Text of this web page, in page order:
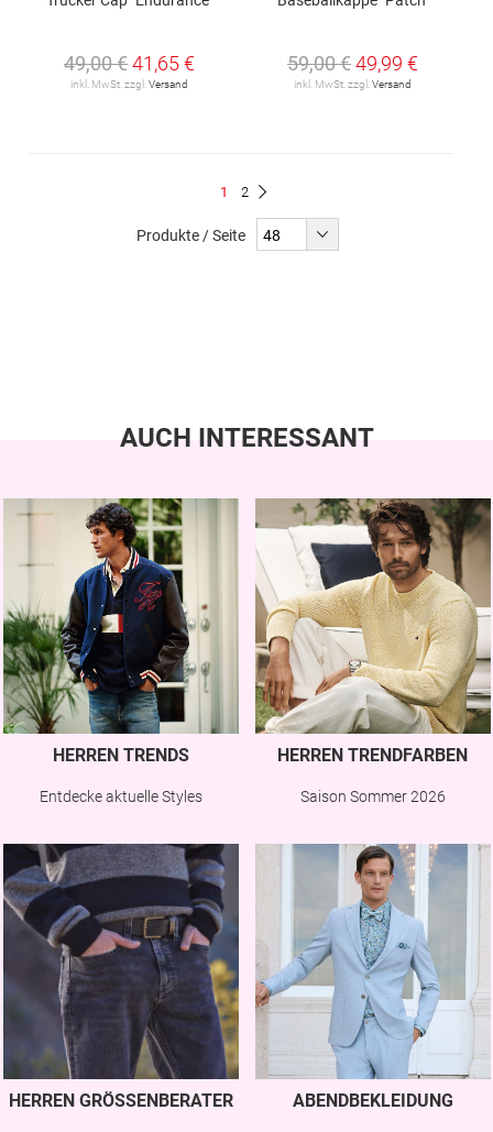
49,00 €41,65 €
inkl. MwSt. zzgl. Versand
59,00 €49,99 €
inkl. MwSt. zzgl. Versand
Du
gerade
1 Seite
2
Produkte / Seite
AUCH INTERESSANT
HERREN TRENDS
Entdecke aktuelle Styles
HERREN TRENDFARBEN
Saison Sommer 2026
HERREN GRÖSSENBERATER ABENDBEKLEIDUNG